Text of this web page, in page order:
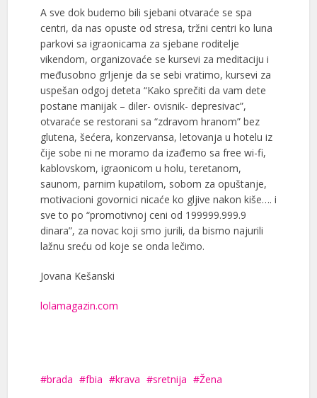
A sve dok budemo bili sjebani otvaraće se spa
centri, da nas opuste od stresa, tržni centri ko luna
parkovi sa igraonicama za sjebane roditelje
vikendom, organizovaće se kursevi za meditaciju i
međusobno grljenje da se sebi vratimo, kursevi za
uspešan odgoj deteta “Kako sprečiti da vam dete
postane manijak – diler- ovisnik- depresivac”,
otvaraće se restorani sa “zdravom hranom” bez
glutena, šećera, konzervansa, letovanja u hotelu iz
čije sobe ni ne moramo da izađemo sa free wi-fi,
kablovskom, igraonicom u holu, teretanom,
saunom, parnim kupatilom, sobom za opuštanje,
motivacioni govornici nicaće ko gljive nakon kiše…. i
sve to po “promotivnoj ceni od 199999.999.9
dinara”, za novac koji smo jurili, da bismo najurili
lažnu sreću od koje se onda lečimo.
Jovana Kešanski
lolamagazin.com
brada fbia krava sretnija Žena